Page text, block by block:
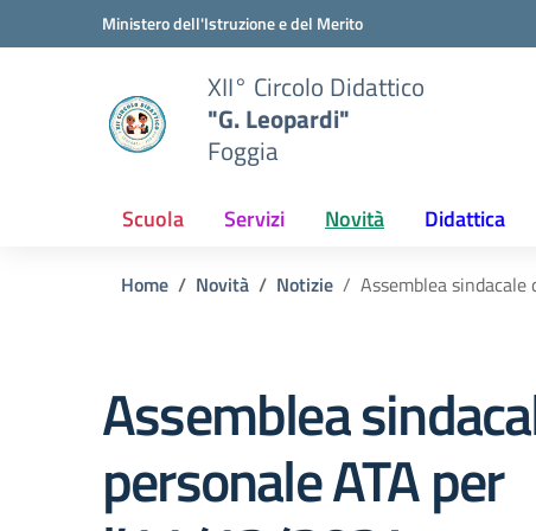
Vai ai contenuti
Vai al menu di navigazioneMinistero dell'Istruzione e del Merito
XII° Circolo Didattico
"G. Leopardi"
Foggia
Scuola Servizi Novità Didattica
Home Novità Notizie Assemblea
Assemblea
personale ATA per